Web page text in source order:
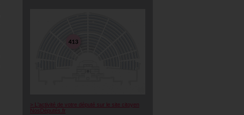
> L'activité de votre député sur le site citoyen
NosDéputés.fr